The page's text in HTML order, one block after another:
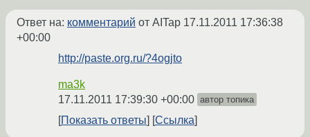
Ответ на: комментарий от AITap 17.11.2011 17:36:38
+00:00
http://paste.org.ru/?4ogjto
ma3k
17.11.2011 17:39:30 +00:00 автор топика
Показать ответы Ссылка